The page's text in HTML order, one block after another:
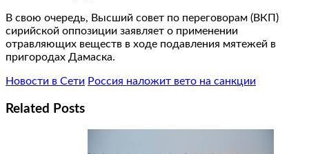
В свою очередь, Высший совет по переговорам (ВКП)
сирийской оппозиции заявляет о применении
отравляющих веществ в ходе подавления мятежей в
пригородах Дамаска.
Новости в Сети Россия наложит вето на санкции
Related Posts